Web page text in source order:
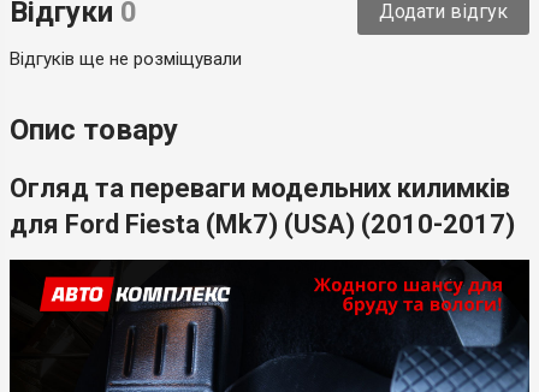
Країна-виробник
Відгуки 0 Додати відгук
Відгуків ще не розміщували
Опис товару
Огляд та переваги модельних килимків
для Ford Fiesta (Mk7) (USA) (2010-2017)